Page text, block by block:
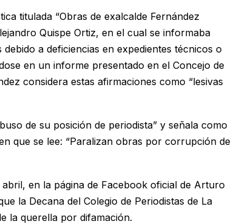
titulada “Obras de exalcalde Fernández
Quispe Ortiz, en el cual se informaba
a deficiencias en expedientes técnicos o
en un informe presentado en el Concejo de
considera estas afirmaciones como “lesivas
de su posición de periodista” y señala como
que se lee: “Paralizan obras por corrupción de
en la página de Facebook oficial de Arturo
la Decana del Colegio de Periodistas de La
la querella por difamación.